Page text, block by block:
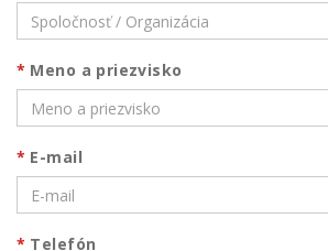
Meno a priezvisko
E-mail
Telefón